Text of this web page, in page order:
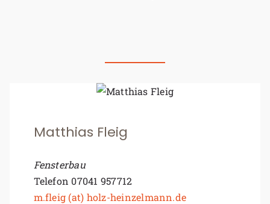
Matthias Fleig
Fensterbau
Telefon 07041 957712
m.fleig (at) holz-heinzelmann.de